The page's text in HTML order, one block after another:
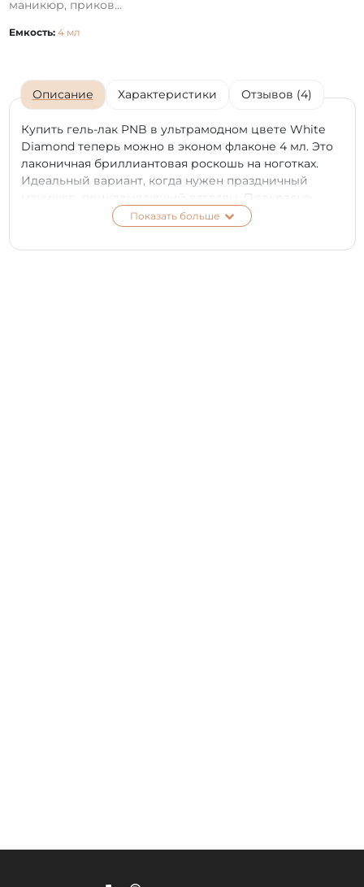
маникюр, приков...
Емкость: 4 мл
Описание Характеристики Отзывов (4)
Купить гель-лак PNB в ультрамодном цвете White
Diamond теперь можно в эконом флаконе 4 мл. Это
лаконичная бриллиантовая роскошь на ноготках.
Идеальный вариант, когда нужен праздничный
маникюр, приковывающий взгляды. Прекрасно
сочетается со светлыми и темными тонами, его
деталей повседневного нейл-дизайна. Отлично
Показать больше